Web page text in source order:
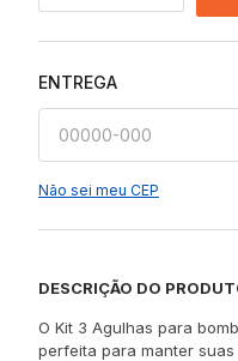
ENTREGA
Não sei meu CEP
DESCRIÇÃO DO
O Kit 3 Agulhas para
perfeita para manter